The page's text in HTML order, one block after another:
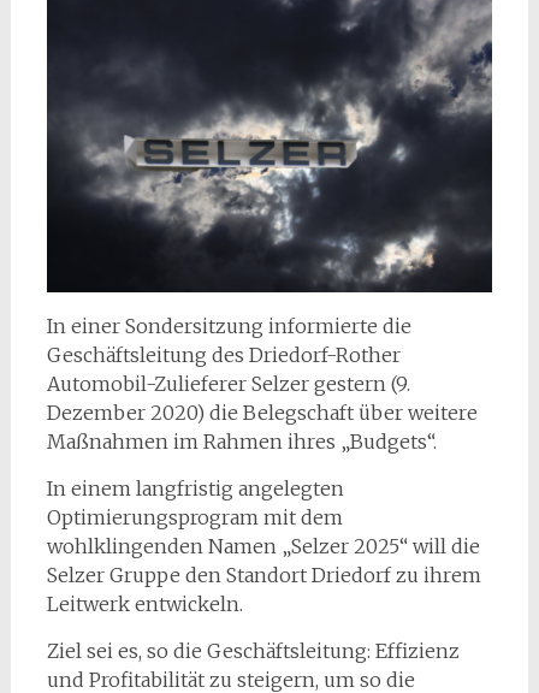
In einer Sondersitzung informierte die
Geschäftsleitung des Driedorf-Rother
Automobil-Zulieferer Selzer gestern (9.
Dezember 2020) die Belegschaft über weitere
Maßnahmen im Rahmen ihres „Budgets“.
In einem langfristig angelegten
Optimierungsprogram mit dem
wohlklingenden Namen „Selzer 2025“ will die
Selzer Gruppe den Standort Driedorf zu ihrem
Leitwerk entwickeln.
Ziel sei es, so die Geschäftsleitung: Effizienz
und Profitabilität zu steigern, um so die